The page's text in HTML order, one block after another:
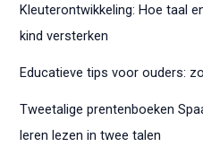
Kleuterontwikkeling: Hoe taal
kind versterken
Educatieve tips voor ouders:
Tweetalige prentenboeken
leren lezen in twee talen